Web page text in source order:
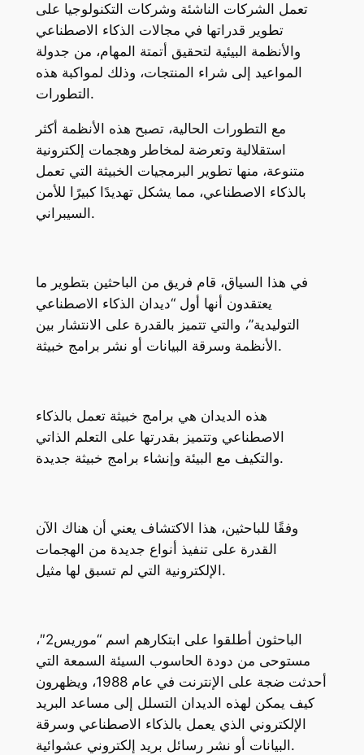
تعمل الشركات الناشئة وشركات التكنولوجيا على
تطوير قدراتها في مجالات الذكاء الاصطناعي
والأنظمة البيئية لتحقيق أتمتة المهام، من جدولة
المواعيد إلى شراء المنتجات، وذلك لمواكبة هذه
التطورات.
مع التطورات الحالية، تصبح هذه الأنظمة أكثر
استقلالية وتعرضة لمخاطر وهجمات إلكترونية
متنوعة، منها تطوير البرمجيات الخبيثة التي تعمل
بالذكاء الاصطناعي، مما يشكل تهديدًا كبيرًا للأمن
السيبراني.
في هذا السياق، قام فريق من الباحثين بتطوير ما
يعتقدون أنها أول “ديدان الذكاء الاصطناعي
التوليدية”، والتي تتميز بالقدرة على الانتشار بين
الأنظمة وسرقة البيانات أو نشر برامج خبيثة.
هذه الديدان هي برامج خبيثة تعمل بالذكاء
الاصطناعي وتتميز بقدرتها على التعلم الذاتي
والتكيف مع البيئة وإنشاء برامج خبيثة جديدة.
وفقًا للباحثين، هذا الاكتشاف يعني أن هناك الآن
القدرة على تنفيذ أنواع جديدة من الهجمات
الإلكترونية التي لم تسبق لها مثيل.
الباحثون أطلقوا على ابتكارهم اسم “موريس2″،
مستوحى من دودة الحاسوب السيئة السمعة التي
أحدثت ضجة على الإنترنت في عام 1988، ويظهرون
كيف يمكن لهذه الديدان التسلل إلى مساعد البريد
الإلكتروني الذي يعمل بالذكاء الاصطناعي وسرقة
البيانات أو نشر رسائل بريد إلكتروني عشوائية.